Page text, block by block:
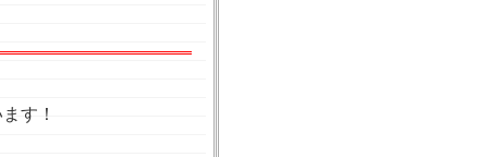
す！